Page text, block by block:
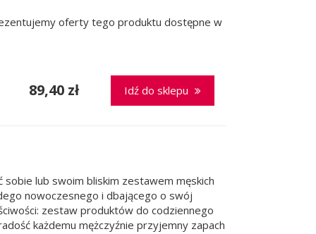
oferty tego produktu dostępne w
89,40 zł Idź do sklepu
sobie lub swoim bliskim zestawem męskich
nowoczesnego i dbającego o swój
zestaw produktów do codziennego
każdemu mężczyźnie przyjemny zapach